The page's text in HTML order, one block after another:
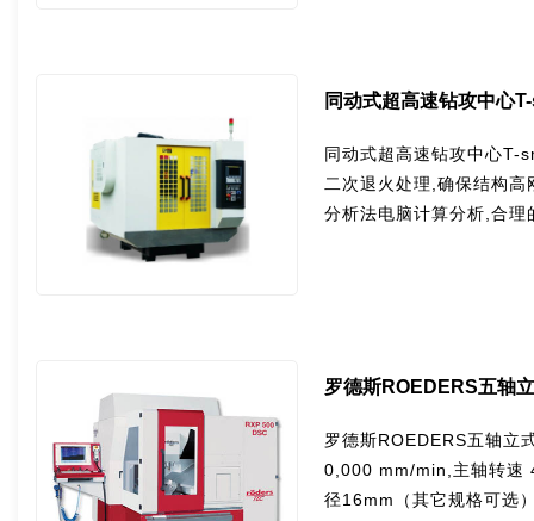
同动式超高速钻攻中心
同动式超高速钻攻中心T-
二次退火处理,确保结构
分析法电脑计算分析,合
罗德斯ROEDERS五轴
罗德斯ROEDERS五轴立
0,000 mm/min,主轴转速
径16mm（其它规格可选